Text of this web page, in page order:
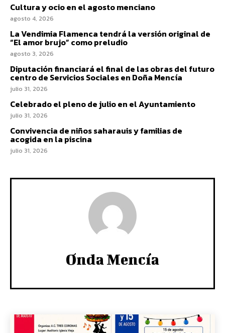
Cultura y ocio en el agosto menciano
agosto 4, 2026
La Vendimia Flamenca tendrá la versión original de
“El amor brujo” como preludio
agosto 3, 2026
Diputación financiará el final de las obras del futuro
centro de Servicios Sociales en Doña Mencía
julio 31, 2026
Celebrado el pleno de julio en el Ayuntamiento
julio 31, 2026
Convivencia de niños saharauis y familias de
acogida en la piscina
julio 31, 2026
Onda Mencía